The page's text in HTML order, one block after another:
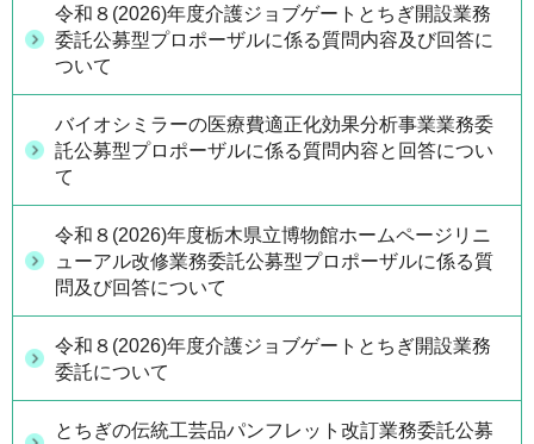
令和８(2026)年度介護ジョブゲートとちぎ開設業務
委託公募型プロポーザルに係る質問内容及び回答に
ついて
バイオシミラーの医療費適正化効果分析事業業務委
託公募型プロポーザルに係る質問内容と回答につい
て
令和８(2026)年度栃木県立博物館ホームページリニ
ューアル改修業務委託公募型プロポーザルに係る質
問及び回答について
令和８(2026)年度介護ジョブゲートとちぎ開設業務
委託について
とちぎの伝統工芸品パンフレット改訂業務委託公募